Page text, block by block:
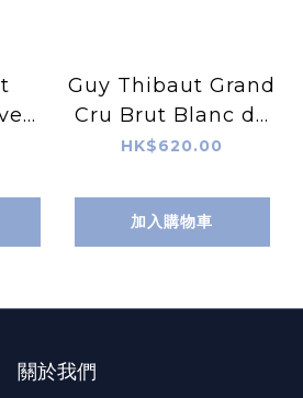
Guy Thibaut Grand
Cru Brut Blanc de
Noirs NV
HK$620.00
加入購物車
關於我們